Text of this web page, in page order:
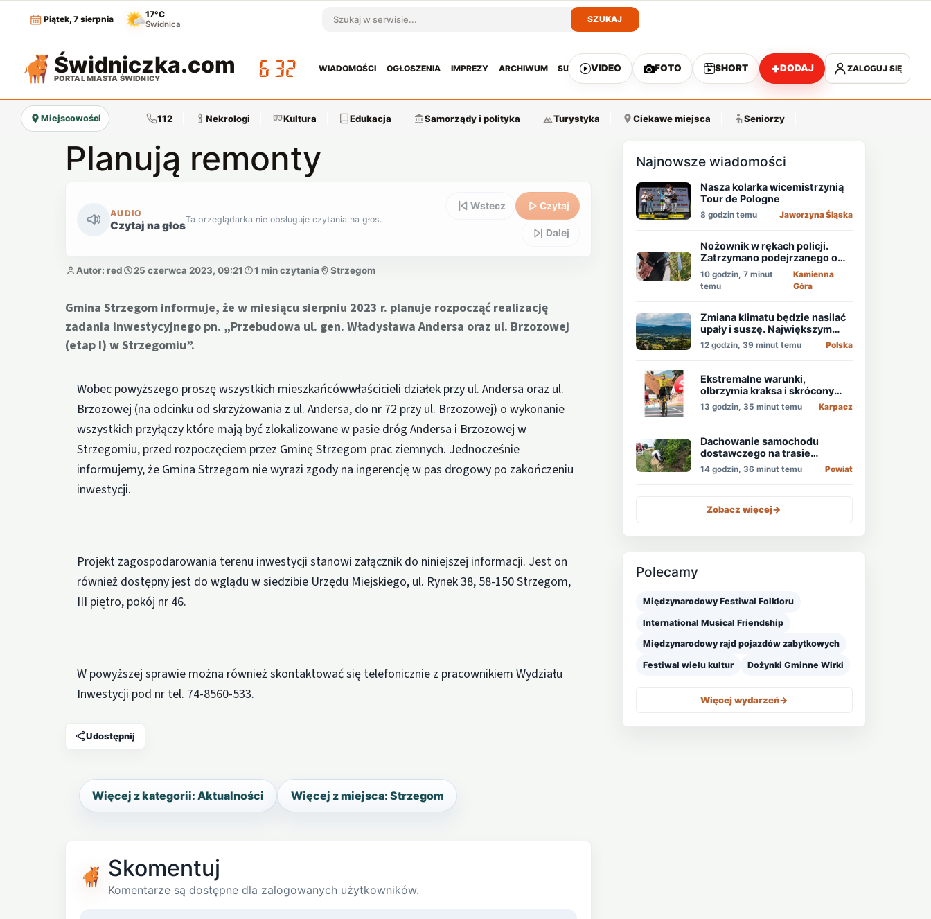
Piątek, 7 sierpnia
17°C
Świdnica Szukaj w serwisie
SZUKAJ
Świdniczka.com
PORTAL MIASTA ŚWIDNICY 06:32
WIADOMOŚCI OGŁOSZENIA IMPREZY ARCHIWUM SUBSKRYPCJA
VIDEO FOTO SHORT +DODAJ ZALOGUJ SIĘ
Miejscowości 112 Nekrologi Kultura Edukacja Samorządy i polityka Turystyka Ciekawe miejsca Seniorzy
Planują remonty
AUDIO
Czytaj na głosTa przeglądarka nie obsługuje czytania na głos.
Wstecz Czytaj
Dalej
Autor: red 25 czerwca 2023, 09:21 1 min czytania Strzegom
Gmina Strzegom informuje, że w miesiącu sierpniu 2023 r. planuje rozpocząć realizację
zadania inwestycyjnego pn. „Przebudowa ul. gen. Władysława Andersa oraz ul. Brzozowej
(etap I) w Strzegomiu”.
Wobec powyższego proszę wszystkich mieszkańcówwłaścicieli działek przy ul. Andersa oraz ul.
Brzozowej (na odcinku od skrzyżowania z ul. Andersa, do nr 72 przy ul. Brzozowej) o wykonanie
wszystkich przyłączy które mają być zlokalizowane w pasie dróg Andersa i Brzozowej w
Strzegomiu, przed rozpoczęciem przez Gminę Strzegom prac ziemnych. Jednocześnie
informujemy, że Gmina Strzegom nie wyrazi zgody na ingerencję w pas drogowy po zakończeniu
inwestycji.
Projekt zagospodarowania terenu inwestycji stanowi załącznik do niniejszej informacji. Jest on
również dostępny jest do wglądu w siedzibie Urzędu Miejskiego, ul. Rynek 38, 58-150 Strzegom,
III piętro, pokój nr 46.
W powyższej sprawie można również skontaktować się telefonicznie z pracownikiem Wydziału
Inwestycji pod nr tel. 74-8560-533.
Udostępnij
Więcej z kategorii: Aktualności Więcej z miejsca: Strzegom
Skomentuj
Komentarze są dostępne dla zalogowanych użytkowników.
Najnowsze wiadomości
Nasza kolarka wicemistrzynią
Tour de Pologne
8 godzin temu Jaworzyna Śląska
Nożownik w rękach policji.
Zatrzymano podejrzanego o
usiłowanie zabójstwa!
10 godzin, 7 minut
temu
Kamienna
Góra
Zmiana klimatu będzie nasilać
upały i suszę. Największym
zagrożeniem jest niedobór
wody
12 godzin, 39 minut temu Polska
Ekstremalne warunki,
olbrzymia kraksa i skrócony
etap, który padł łupem
Holendra!
13 godzin, 35 minut temu Karpacz
Dachowanie samochodu
dostawczego na trasie
Świdnica - Wrocław
14 godzin, 36 minut temu Powiat
Zobacz więcej->
Polecamy
Międzynarodowy Festiwal Folkloru
International Musical Friendship
Międzynarodowy rajd pojazdów zabytkowych
Festiwal wielu kultur Dożynki Gminne Wirki
Więcej wydarzeń->